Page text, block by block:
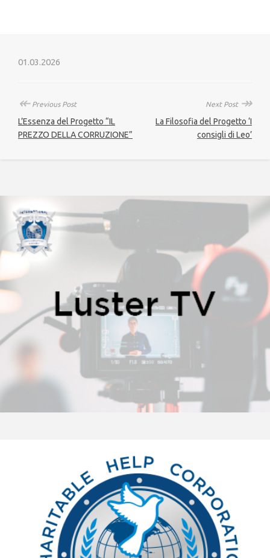
01.03.2026
↞Previous Post
L’Essenza del Progetto “IL
PREZZO DELLA CORRUZIONE”
Next Post ↠
La Filosofia del Progetto ‘I
consigli di Leo’